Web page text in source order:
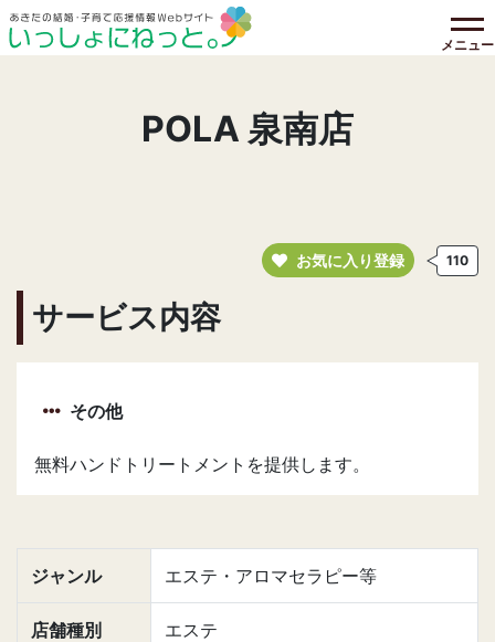
メニュー
POLA 泉南店
お気に入り登録 110
サービス内容
その他
無料ハンドトリートメントを提供します。
ジャンル エステ・アロマセラピー等
店舗種別 エステ